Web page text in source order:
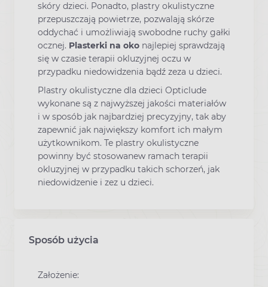
skóry dzieci. Ponadto, plastry okulistyczne
przepuszczają powietrze, pozwalają skórze
oddychać i umożliwiają swobodne ruchy gałki
ocznej. Plasterki na oko najlepiej sprawdzają
się w czasie terapii okluzyjnej oczu w
przypadku niedowidzenia bądź zeza u dzieci.
Plastry okulistyczne dla dzieci Opticlude
wykonane są z najwyższej jakości materiałów
i w sposób jak najbardziej precyzyjny, tak aby
zapewnić jak największy komfort ich małym
użytkownikom. Te plastry okulistyczne
powinny być stosowanew ramach terapii
okluzyjnej w przypadku takich schorzeń, jak
niedowidzenie i zez u dzieci.
Sposób użycia
Założenie: